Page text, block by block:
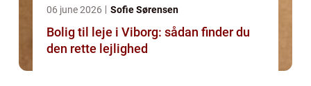
06 june 2026 Sofie Sørensen
Bolig til leje i Viborg: sådan finder du
den rette lejlighed